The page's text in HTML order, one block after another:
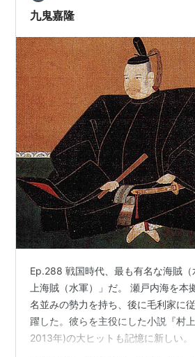
九鬼嘉隆
Ep.288 戦国時代、最も有名な海賊
上海賊（水軍）」だ。 瀬戸内海を本
名並みの勢力を持ち、後に毛利家に
躍した。彼らを主役にした小説『村
2013年)の大ヒットも記憶に新しい。